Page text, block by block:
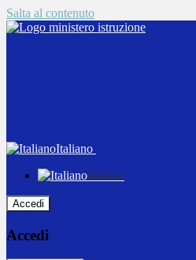
Salta al contenuto
Italiano
Italiano
Accedi
Accedi